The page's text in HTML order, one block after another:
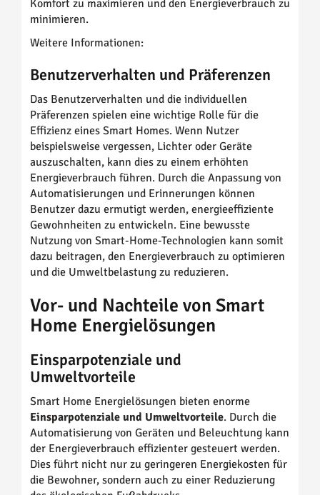
Komfort zu maximieren und den Energieverbrauch zu
minimieren.
Weitere Informationen:
Benutzerverhalten und Präferenzen
Das Benutzerverhalten und die individuellen
Präferenzen spielen eine wichtige Rolle für die
Effizienz eines Smart Homes. Wenn Nutzer
beispielsweise vergessen, Lichter oder Geräte
auszuschalten, kann dies zu einem erhöhten
Energieverbrauch führen. Durch die Anpassung von
Automatisierungen und Erinnerungen können
Benutzer dazu ermutigt werden, energieeffiziente
Gewohnheiten zu entwickeln. Eine bewusste
Nutzung von Smart-Home-Technologien kann somit
dazu beitragen, den Energieverbrauch zu optimieren
und die Umweltbelastung zu reduzieren.
Vor- und Nachteile von Smart
Home Energielösungen
Einsparpotenziale und
Umweltvorteile
Smart Home Energielösungen bieten enorme
Einsparpotenziale und Umweltvorteile. Durch die
Automatisierung von Geräten und Beleuchtung kann
der Energieverbrauch effizienter gesteuert werden.
Dies führt nicht nur zu geringeren Energiekosten für
die Bewohner, sondern auch zu einer Reduzierung